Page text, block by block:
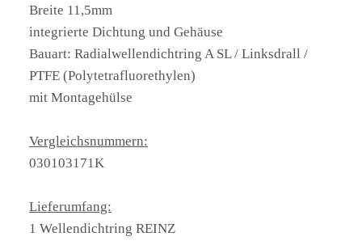
Breite 11,5mm
integrierte Dichtung und Gehäuse
Bauart: Radialwellendichtring A SL / Linksdrall /
PTFE (Polytetrafluorethylen)
mit Montagehülse
Vergleichsnummern:
030103171K
Lieferumfang:
1 Wellendichtring REINZ